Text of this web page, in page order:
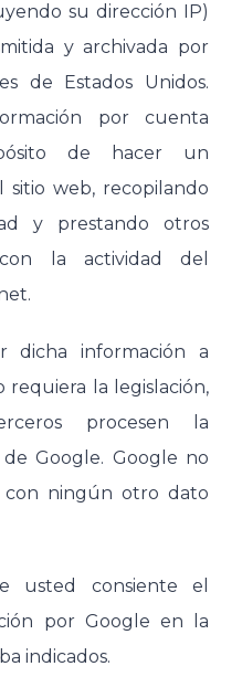
su dirección IP)
y archivada por
de Estados Unidos.
por cuenta
de hacer un
web, recopilando
y prestando otros
con la actividad del
dicha información a
requiera la legislación,
procesen la
Google. Google no
con ningún otro dato
usted consiente el
por Google en la
indicados.